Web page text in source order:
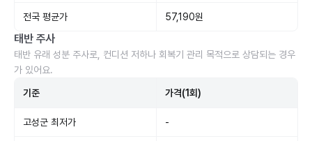
전국 평균가 57,190원
태반 주사
태반 유래 성분 주사로, 컨디션 저하나 회복기 관리 목적으로 상담되는 경우
가 있어요.
기준 가격(1회)
고성군 최저가 -